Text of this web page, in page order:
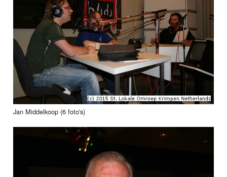
Jan Middelkoop (6 foto's)